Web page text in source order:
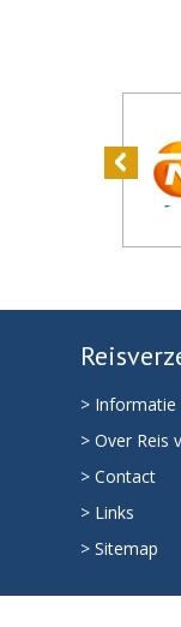
> Informatie
> Over Reis
> Contact
> Links
> Sitemap